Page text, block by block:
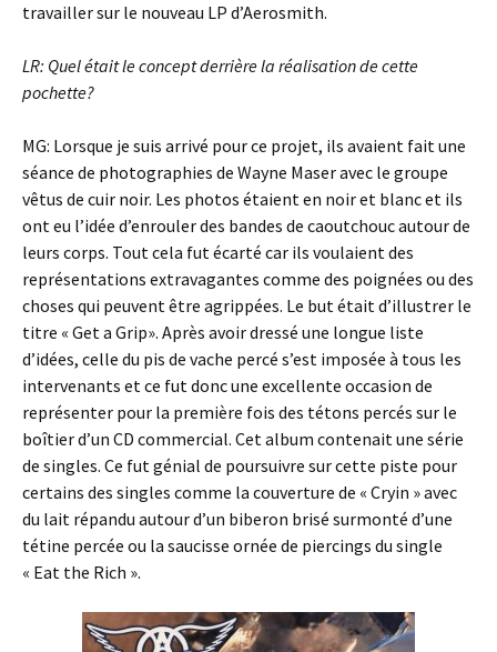
travailler sur le nouveau LP d’Aerosmith.
LR: Quel était le concept derrière la réalisation de cette
pochette?
MG: Lorsque je suis arrivé pour ce projet, ils avaient fait une
séance de photographies de Wayne Maser avec le groupe
vêtus de cuir noir. Les photos étaient en noir et blanc et ils
ont eu l’idée d’enrouler des bandes de caoutchouc autour de
leurs corps. Tout cela fut écarté car ils voulaient des
représentations extravagantes comme des poignées ou des
choses qui peuvent être agrippées. Le but était d’illustrer le
titre « Get a Grip». Après avoir dressé une longue liste
d’idées, celle du pis de vache percé s’est imposée à tous les
intervenants et ce fut donc une excellente occasion de
représenter pour la première fois des tétons percés sur le
boîtier d’un CD commercial. Cet album contenait une série
de singles. Ce fut génial de poursuivre sur cette piste pour
certains des singles comme la couverture de « Cryin » avec
du lait répandu autour d’un biberon brisé surmonté d’une
tétine percée ou la saucisse ornée de piercings du single
« Eat the Rich ».